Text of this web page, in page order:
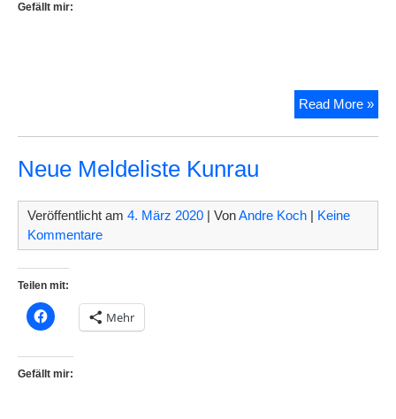
Gefällt mir:
Read More »
in
Neue Meldeliste Kunrau
Veröffentlicht am 4. März 2020 | VonAndre Koch | Keine
Kommentare
Teilen mit:
Mehr
Gefällt mir: